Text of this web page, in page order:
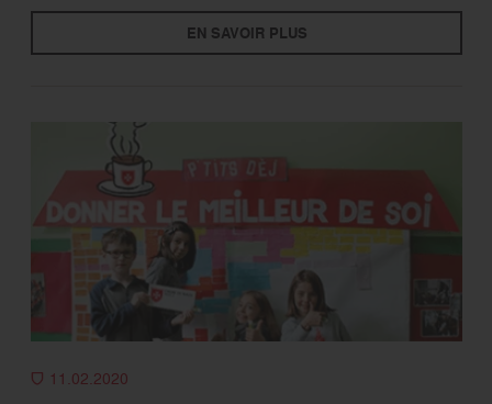
EN SAVOIR PLUS
11.02.2020